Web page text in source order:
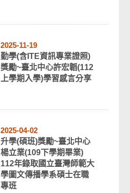
2025-11-19
勤學(含ITE資訊專業證照)
獎勵~臺北中心許宏韜(112
上學期入學)學習感言分享
2025-04-02
升學(碩班)獎勵~臺北中心
楊立業(109下學期畢業)
112年錄取國立臺灣師範大
學圖文傳播學系碩士在職
專班